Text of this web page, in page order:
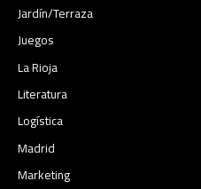
Jardín/Terraza
Juegos
La Rioja
Literatura
Logística
Madrid
Marketing